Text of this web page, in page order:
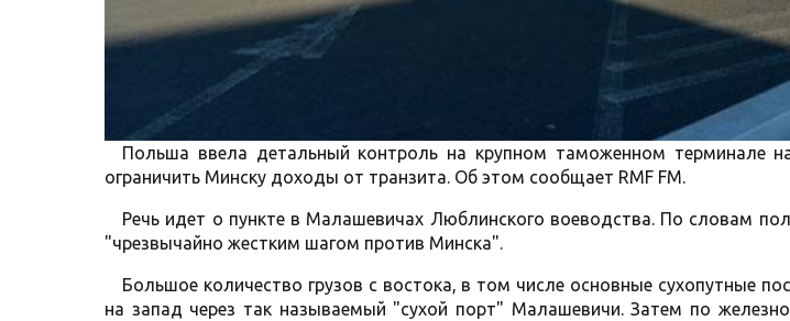
Польша ввела детальный контроль на крупном таможенном терминале
ограничить Минску доходы от транзита. Об этом сообщает RMF FM.
Речь идет о пункте в Малашевичах Люблинского воеводства. По словам
"чрезвычайно жестким шагом против Минска".
Большое количество грузов с востока, в том числе основные сухопутные
на запад через так называемый "сухой порт" Малашевичи. Затем по